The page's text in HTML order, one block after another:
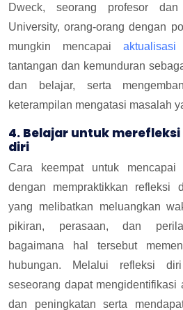
Dweck, seorang profesor
University, orang-orang dengan
mungkin mencapai
tantangan dan kemunduran
dan belajar, serta
keterampilan mengatasi masalah
4. Belajar untuk
diri
Cara keempat untuk mencapai
dengan mempraktikkan refleksi
yang melibatkan meluangkan
pikiran, perasaan, dan
bagaimana hal tersebut
hubungan. Melalui refleksi
seseorang dapat mengidentifikasi
dan peningkatan serta